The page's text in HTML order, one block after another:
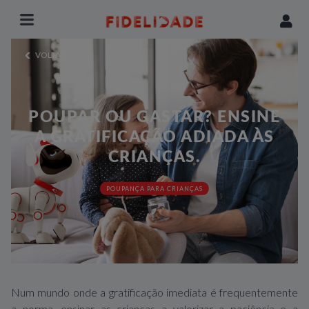
VOLTAR
POUPAR OU GASTAR? ENSINE
A GRATIFICAÇÃO ADIADA ÀS
CRIANÇAS.
POUPANÇA PARA CRIANÇAS
Num mundo onde a gratificação imediata é frequentemente